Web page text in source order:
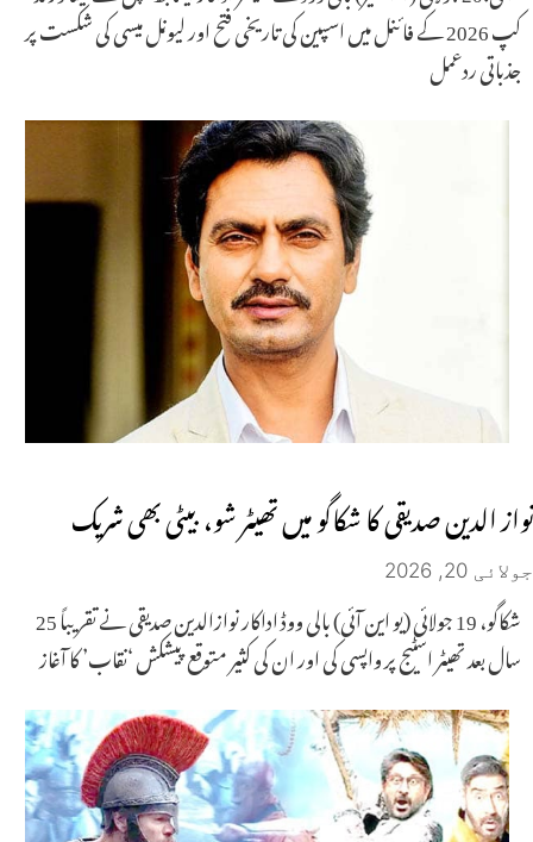
کپ 2026 کے فائنل میں اسپین کی تاریخی فتح اور لیونل میسی کی شکست پر
جذباتی ردعمل
نواز الدین صدیقی کا شکاگو میں تھیٹر شو، بیٹی بھی شریک
جولائی 20, 2026
شکاگو، 19 جولائی (یو این آئی) بالی ووڈ اداکار نوازالدین صدیقی نے تقریباً 25
سال بعد تھیٹر اسٹیج پر واپسی کی اور ان کی کثیر متوقع پیشکش ‘نقاب’ کا آغاز